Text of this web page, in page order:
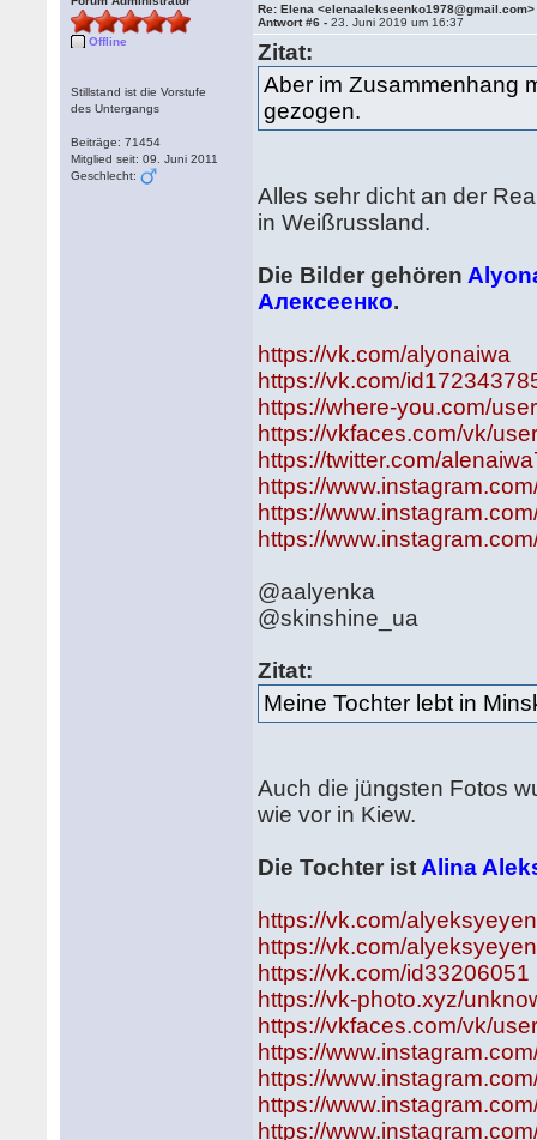
Offline
Stillstand ist die Vorstufe
des Untergangs
Beiträge: 71454
Mitglied seit: 09. Juni 2011
Geschlecht:
Re: Elena <elenaalekseenko1978@gmail.com>
Antwort #6 -23. Juni 2019 um 16:37
Zitat:
Aber im Zusammenhang
gezogen.
Alles sehr dicht an der
in Weißrussland.
Die Bilder gehören
Алексеенко.
https://vk.com/alyonaiwa
https://vk.com/
https://where-you.com/
https://vkfaces.com/vk/
https://twitter.com/
https://
https://
https://
@aalyenka
@skinshine_ua
Zitat:
Meine Tochter lebt in
Auch die jüngsten Fotos
wie vor in Kiew.
Die Tochter ist Alina
https://vk.com/
https://vk.com/
https://vk.com/id33206051
https://vk-photo.xyz/
https://vkfaces.com/vk/
https://
https://
https://
https://